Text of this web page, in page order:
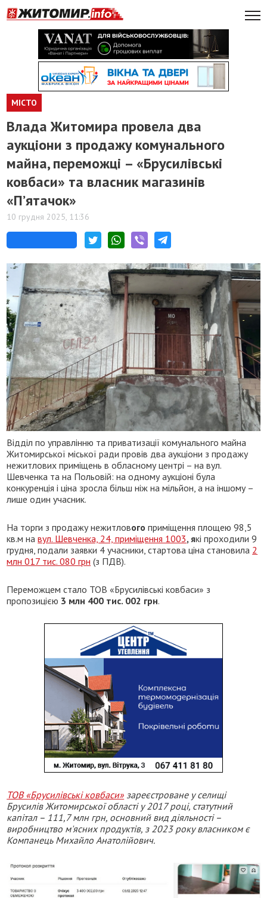
МІСТО
Влада Житомира провела два
аукціони з продажу комунального
майна, переможці – «Брусилівські
ковбаси» та власник магазинів
«П’ятачок»
10 грудня 2025, 11:36
Відділ по управлінню та приватизації комунального майна
Житомирської міської ради провів два аукціони з продажу
нежитлових приміщень в обласному центрі – на вул.
Шевченка та на Польовій: на одному аукціоні була
конкуренція і ціна зросла більш ніж на мільйон, а на іншому –
лише один учасник.
На торги з продажу нежитлового приміщення площею 98,5
кв.м навул. Шевченка, 24, приміщення 1003, які проходили 9
грудня, подали заявки 4 учасники, стартова ціна становила 2
млн 017 тис. 080 грн (з ПДВ).
Переможцем стало ТОВ «Брусилівські ковбаси» з
пропозицією 3 млн 400 тис. 002 грн.
ТОВ «Брусилівські ковбаси» зареєстроване у селищі
Брусилів Житомирської області у 2017 році, статутний
капітал – 111,7 млн грн, основний вид діяльності –
виробництво м'ясних продуктів, з 2023 року власником є
Компанець Михайло Анатолійович.